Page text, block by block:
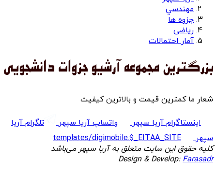
مهندسي
جزوه ها
ریاضی
آمار احتمالات
شعار ما کمترین قیمت و بالاترین کیفیت
اینستاگرام آریا سپهر واتساپ آریا سپهر
تلگرام آریا
سپهر
templates/digimobile.$_EITAA_SITE
کلیه حقوق این سایت متعلق به آریا سپهر می‌باشد
Design & Develop:Farasadr